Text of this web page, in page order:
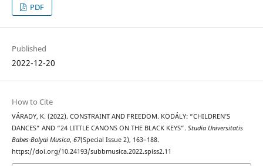
PDF
Published
2022-12-20
How to Cite
VÁRADY, K. (2022). CONSTRAINT AND FREEDOM. KODÁLY: “CHILDREN’S
DANCES” AND “24 LITTLE CANONS ON THE BLACK KEYS”. Studia Universitatis
Babes-Bolyai Musica, 67(Special Issue 2), 163–188.
https://doi.org/10.24193/subbmusica.2022.spiss2.11